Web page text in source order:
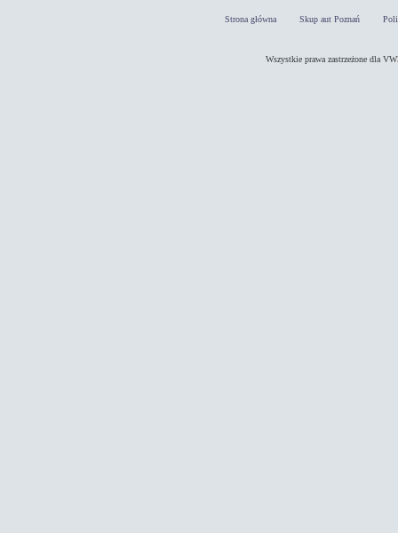
Strona główna Skup aut Poznań
Wszystkie prawa zastrzeżone dla